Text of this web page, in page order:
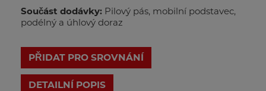
Součást dodávky: Pilový pás, mobilní podstavec,
podélný a úhlový doraz
PŘIDAT PRO SROVNÁNÍ
DETAILNÍ POPIS